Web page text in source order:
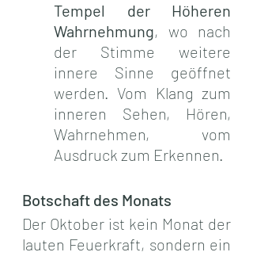
Tempel der Höheren
Wahrnehmung, wo nach
der Stimme weitere
innere Sinne geöffnet
werden. Vom Klang zum
inneren Sehen, Hören,
Wahrnehmen, vom
Ausdruck zum Erkennen.
Botschaft des Monats
Der Oktober ist kein Monat der
lauten Feuerkraft, sondern ein